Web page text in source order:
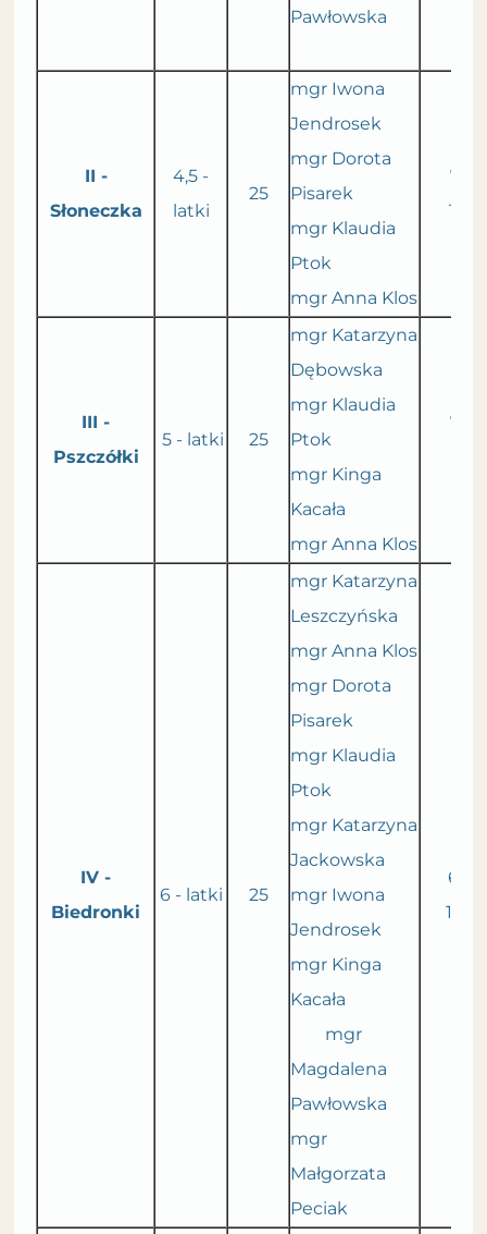
Pawłowska
II -
Słoneczka
4,5 -
latki
25
mgr Iwona
Jendrosek
mgr Dorota
Pisarek
mgr Klaudia
Ptok
mgr Anna Klos
III -
Pszczółki
5 - latki 25
mgr Katarzyna
Dębowska
mgr Klaudia
Ptok
mgr Kinga
Kacała
mgr Anna Klos
IV -
Biedronki
6 - latki 25
mgr Katarzyna
Leszczyńska
mgr Anna Klos
mgr Dorota
Pisarek
mgr Klaudia
Ptok
mgr Katarzyna
Jackowska
mgr Iwona
Jendrosek
mgr Kinga
Kacała
mgr
Magdalena
Pawłowska
mgr
Małgorzata
Peciak